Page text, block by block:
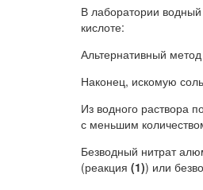
В лаборатории
кислоте:
Альтернативный
Наконец, искомую
Из водного раствора
с меньшим
Безводный нитрат
(реакция (1)) или